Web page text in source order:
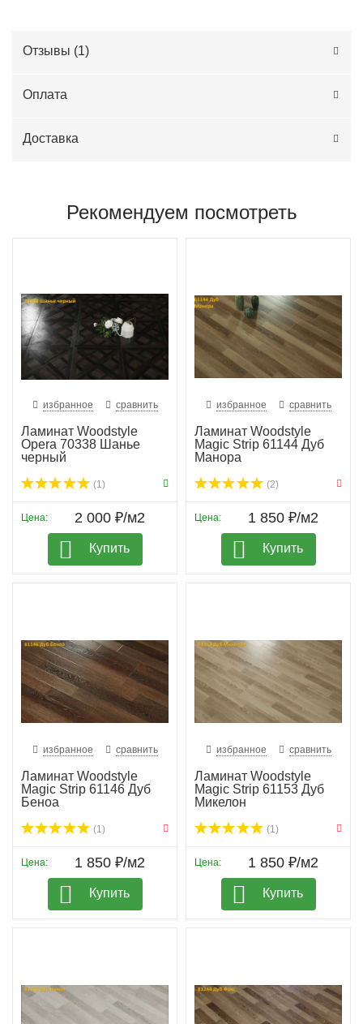
Отзывы (1)
Оплата
Доставка
Рекомендуем посмотреть
избранное сравнить
Ламинат Woodstyle
Opera 70338 Шанье
черный
(1)
Цена: 2 000 ₽/м2
Купить
избранное сравнить
Ламинат Woodstyle
Magic Strip 61144 Дуб
Манора
(2)
Цена: 1 850 ₽/м2
Купить
избранное сравнить
Ламинат Woodstyle
Magic Strip 61146 Дуб
Беноа
(1)
Цена: 1 850 ₽/м2
Купить
избранное сравнить
Ламинат Woodstyle
Magic Strip 61153 Дуб
Микелон
(1)
Цена: 1 850 ₽/м2
Купить